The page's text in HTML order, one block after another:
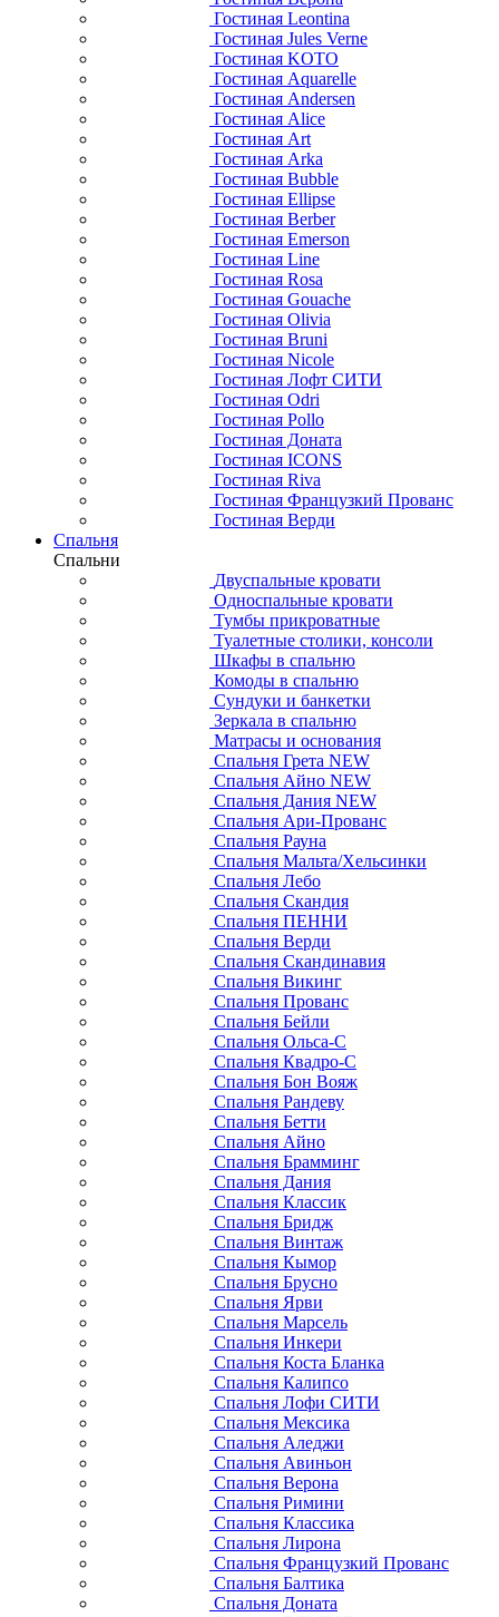
Гостиная Leontina
Гостиная Jules Verne
Гостиная KOTO
Гостиная Aquarelle
Гостиная Andersen
Гостиная Alice
Гостиная Art
Гостиная Arka
Гостиная Bubble
Гостиная Ellipse
Гостиная Berber
Гостиная Emerson
Гостиная Line
Гостиная Rosa
Гостиная Gouache
Гостиная Olivia
Гостиная Bruni
Гостиная Nicole
Гостиная Лофт СИТИ
Гостиная Odri
Гостиная Pollo
Гостиная Доната
Гостиная ICONS
Гостиная Riva
Гостиная Французкий Прованс
Гостиная Верди
Спальня
Спальни
Двуспальные кровати
Односпальные кровати
Тумбы прикроватные
Туалетные столики, консоли
Шкафы в спальню
Комоды в спальню
Сундуки и банкетки
Зеркала в спальню
Матрасы и основания
Спальня Грета NEW
Спальня Айно NEW
Спальня Дания NEW
Спальня Ари-Прованс
Спальня Рауна
Спальня Мальта/Хельсинки
Спальня Лебо
Спальня Скандия
Спальня ПЕННИ
Спальня Верди
Спальня Скандинавия
Спальня Викинг
Спальня Прованс
Спальня Бейли
Спальня Ольса-С
Спальня Квадро-С
Спальня Бон Вояж
Спальня Рандеву
Спальня Бетти
Спальня Айно
Спальня Брамминг
Спальня Дания
Спальня Классик
Спальня Бридж
Спальня Винтаж
Спальня Кымор
Спальня Брусно
Спальня Ярви
Спальня Марсель
Спальня Инкери
Спальня Коста Бланка
Спальня Калипсо
Спальня Лофи СИТИ
Спальня Мексика
Спальня Аледжи
Спальня Авиньон
Спальня Верона
Спальня Римини
Спальня Классика
Спальня Лирона
Спальня Французкий Прованс
Спальня Балтика
Спальня Доната